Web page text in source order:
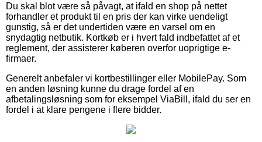
Du skal blot være så påvagt, at ifald en shop på nettet
forhandler et produkt til en pris der kan virke uendeligt
gunstig, så er det undertiden være en varsel om en
snydagtig netbutik. Kortkøb er i hvert fald indbefattet af et
reglement, der assisterer køberen overfor uoprigtige e-
firmaer.
Generelt anbefaler vi kortbestillinger eller MobilePay. Som
en anden løsning kunne du drage fordel af en
afbetalingsløsning som for eksempel ViaBill, ifald du ser en
fordel i at klare pengene i flere bidder.